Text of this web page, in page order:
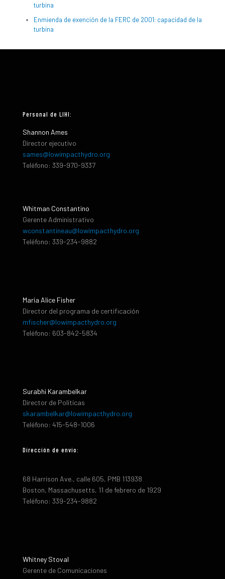
turbina
Enmienda de exención de la FERC de 2001: capacidad de la
turbina
Personal de LIHI:
Shannon Ames
Director ejecutivo
sames@lowimpacthydro.org
Teléfono: 339-970-9337
Whitman Constantino
Gerente Administrativo
wconstantineau@lowimpacthydro.org
Teléfono: 339-234-9882
María Alice Fisher
Director del programa de certificación
mfischer@lowimpacthydro.org
Teléfono: 603-842-5834
Surabhi Karambelkar
Director de Políticas
skarambelkar@lowimpacthydro.org
Teléfono: 415-548-1006
Dirección de envio:
68 Harrison Ave., calle 605, PMB 113938
Boston, Massachusetts, 11 de febrero de 1929
Teléfono: 339-234-9882
Whitney Stoval
Gerente de Comunicaciones